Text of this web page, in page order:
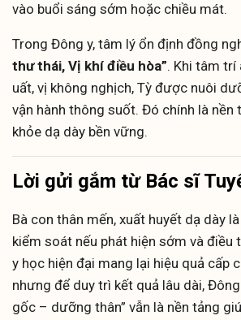
vào buổi sáng sớm hoặc chiều mát.
Trong Đông y, tâm lý ổn định đồng
thư thái, Vị khí điều hòa”. Khi tâm trí
uất, vị không nghịch, Tỳ được nuôi
vận hành thông suốt. Đó chính là
khỏe dạ dày bền vững.
Lời gửi gắm từ Bác sĩ
Bà con thân mến, xuất huyết dạ dày
kiểm soát nếu phát hiện sớm và điều
y học hiện đại mang lại hiệu quả cấp
nhưng để duy trì kết quả lâu dài,
gốc – dưỡng thân” vẫn là nền tảng